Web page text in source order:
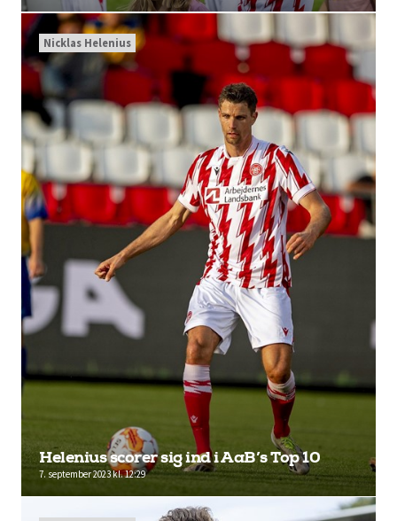
Helenius scorer sig ind i AaB’s Top 10
7. september 2023 kl. 12:29
Nicklas Helenius